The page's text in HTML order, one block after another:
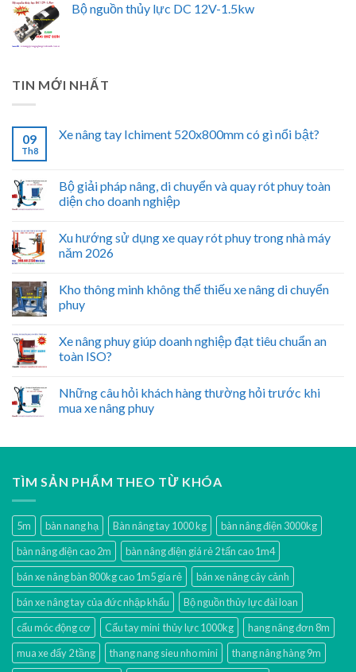
Bộ nguồn thủy lực DC 12V-1.5kw
TIN MỚI NHẤT
09
Th8
Xe nâng tay Ichiment 520x800mm có gì nổi bật?
Bộ giải pháp nâng, di chuyển và quay rót phuy toàn
diện cho doanh nghiệp
Xu hướng sử dụng xe quay rót phuy trong nhà máy
năm 2026
Kho thông minh không thể thiếu xe nâng di chuyển
phuy
Xe nâng phuy giúp doanh nghiệp đạt tiêu chuẩn an
toàn ISO?
Những câu hỏi khách hàng thường hỏi trước khi
mua xe nâng phuy
TÌM SẢN PHẨM THEO TỪ KHÓA
5m bàn nang hạ Bàn nâng tay 1000 kg
bàn nâng điện 3000kg
bàn nâng điện cao 2m
bàn nâng điện giá rẻ 2 tấn cao 1m4
bán xe nâng bàn 800kg cao 1m5 gía rẻ
bán xe nâng cây cảnh
bán xe nâng tay của đức nhập khẩu
Bộ nguồn thủy lực đài loan
cẩu móc động cơ
Cẩu tay mini thủy lực 1000kg
hang nâng đơn 8m
mua xe đẩy 2 tầng
thang nang sieu nho mini
thang nâng hàng 9m